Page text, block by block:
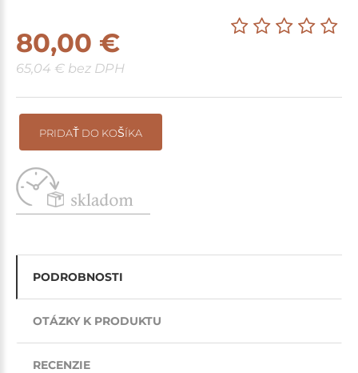
80,00 €
65,04 € bez DPH
PRIDAŤ DO KOŠÍKA
PODROBNOSTI
OTÁZKY K PRODUKTU
RECENZIE